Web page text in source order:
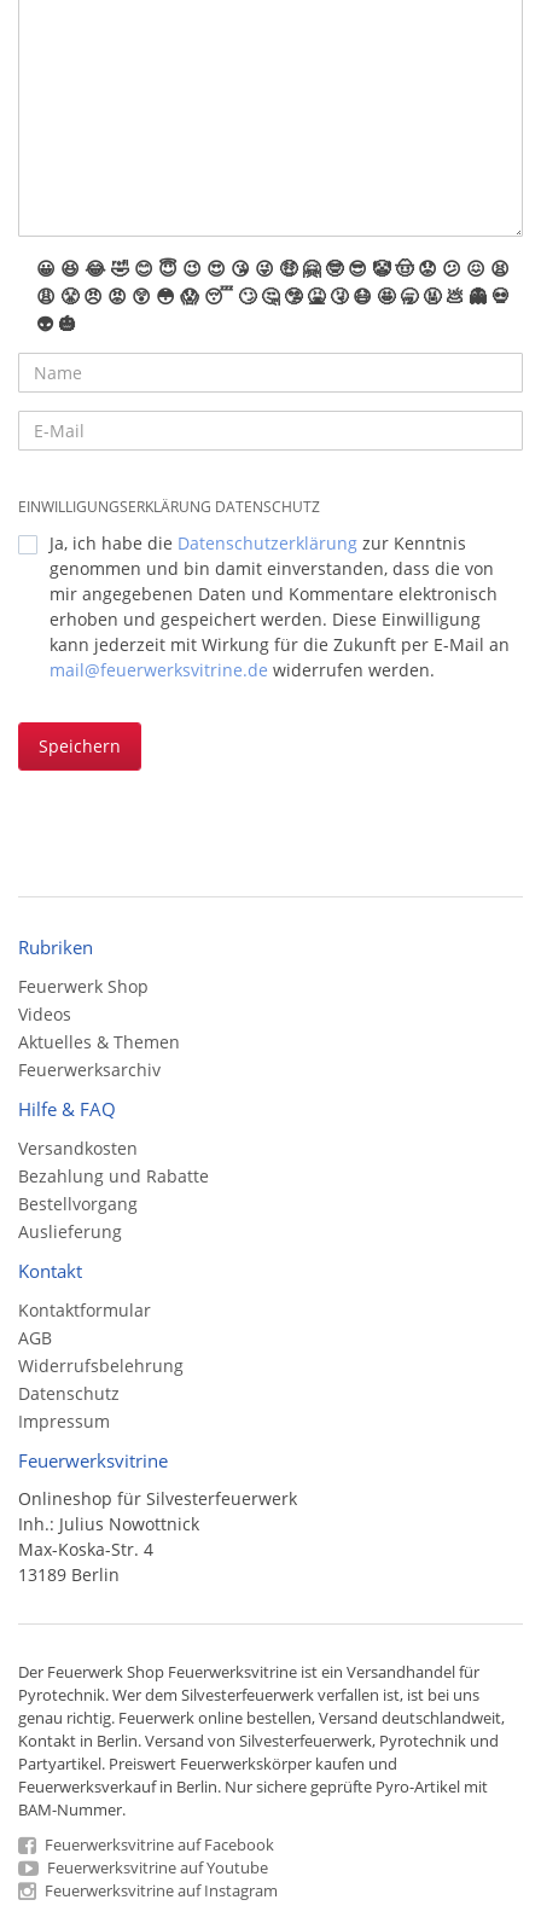
😀 😆 😂🤣 😊 😇 😉 😍 😘 😜 🤑 🤗 🤓 😎 🤡🤠 😟 😕 😖 😫
😩 😤 😠 😡 😲 😳 😱 😴 🙄 🤔 🤥 🤮 🤧 😷 🤩 🥱 🤬 💩 👻 💀
👽 🎃
EINWILLIGUNGSERKLÄRUNG DATENSCHUTZ
Ja, ich habe die Datenschutzerklärung zur Kenntnis
genommen und bin damit einverstanden, dass die von
mir angegebenen Daten und Kommentare elektronisch
erhoben und gespeichert werden. Diese Einwilligung
kann jederzeit mit Wirkung für die Zukunft per E-Mail an
mail@feuerwerksvitrine.de widerrufen werden.
Speichern
Rubriken
Feuerwerk Shop
Videos
Aktuelles & Themen
Feuerwerksarchiv
Hilfe & FAQ
Versandkosten
Bezahlung und Rabatte
Bestellvorgang
Auslieferung
Kontakt
Kontaktformular
AGB
Widerrufsbelehrung
Datenschutz
Impressum
Feuerwerksvitrine
Onlineshop für Silvesterfeuerwerk
Inh.: Julius Nowottnick
Max-Koska-Str. 4
13189 Berlin
Der Feuerwerk Shop Feuerwerksvitrine ist ein Versandhandelfür
Pyrotechnik. Wer dem Silvesterfeuerwerk verfallen ist, ist bei uns
genau richtig. Feuerwerk online bestellen,Versand deutschlandweit,
Kontakt in Berlin. Versand von Silvesterfeuerwerk, Pyrotechnik und
Partyartikel. Preiswert Feuerwerkskörper kaufen und
Feuerwerksverkauf in Berlin. Nur sichere geprüfte Pyro-Artikel mit
BAM-Nummer.
Feuerwerksvitrine auf Facebook
Feuerwerksvitrine auf Youtube
Feuerwerksvitrine auf Instagram